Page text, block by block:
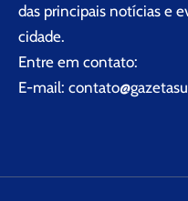
das principais notícias e
cidade.
Entre em contato:
E-mail: